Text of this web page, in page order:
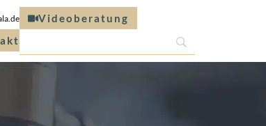
Videoberatung